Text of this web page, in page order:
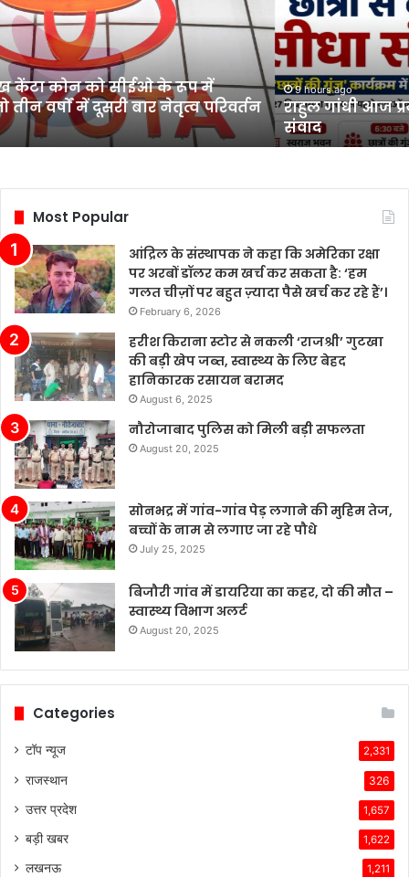
केंटा कोन को सीईओ के रूप में
तीन वर्षों में दूसरी बार नेतृत्व परिवर्तन
प्रयागराज
दौरे
पर,
छात्रों
से
करेंगे
सीधा
संवाद
9 hours ago
राहुल गांधी आज
संवाद
Most Popular
आंद्रिल के संस्थापक ने कहा कि अमेरिका रक्षा
पर अरबों डॉलर कम खर्च कर सकता है: ‘हम
गलत चीज़ों पर बहुत ज़्यादा पैसे खर्च कर रहे हैं’।
February 6, 2026
हरीश किराना स्टोर से नकली ‘राजश्री’ गुटखा
की बड़ी खेप जब्त, स्वास्थ्य के लिए बेहद
हानिकारक रसायन बरामद
August 6, 2025
नौरोजाबाद पुलिस को मिली बड़ी सफलता
August 20, 2025
सोनभद्र में गांव-गांव पेड़ लगाने की मुहिम तेज,
बच्चों के नाम से लगाए जा रहे पौधे
July 25, 2025
बिजौरी गांव में डायरिया का कहर, दो की मौत –
स्वास्थ्य विभाग अलर्ट
August 20, 2025
Categories
टॉप न्यूज 2,331
राजस्थान 326
उत्तर प्रदेश 1,657
बड़ी खबर 1,622
लखनऊ 1,211